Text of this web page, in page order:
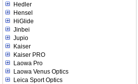
Hedler
Hensel
HiGlide
Jinbei
Jupio
Kaiser
Kaiser PRO
Laowa Pro
Laowa Venus Optics
Leica Sport Optics